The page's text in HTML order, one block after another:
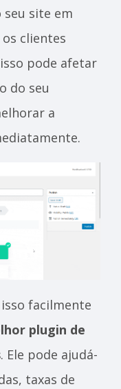
site em
clientes
pode afetar
do seu
a
isso facilmente
plugin de
. Ele pode ajudá-
taxas de